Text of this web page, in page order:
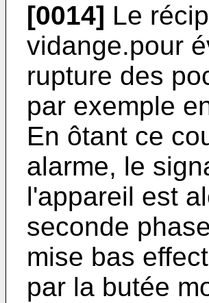
[0014] Le
vidange.pour
rupture des
par exemple
En ôtant ce
alarme, le
l'appareil est
seconde
mise bas
par la butée